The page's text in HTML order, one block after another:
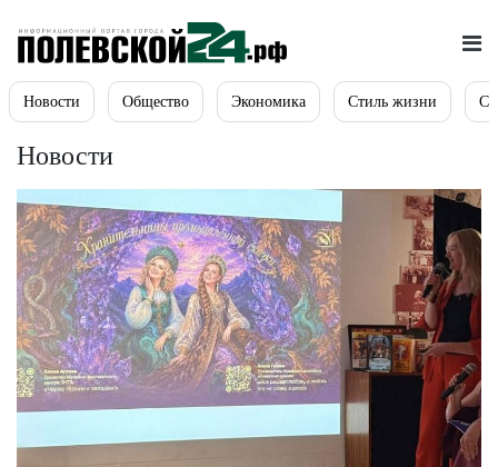
Новости Общество Экономика Стиль жизни
Новости